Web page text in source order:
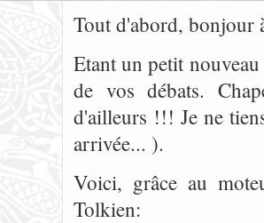
Tout d'abord, bonjour
Etant un petit
de vos débats.
d'ailleurs !!! Je ne
arrivée... ).
Voici, grâce au
Tolkien: